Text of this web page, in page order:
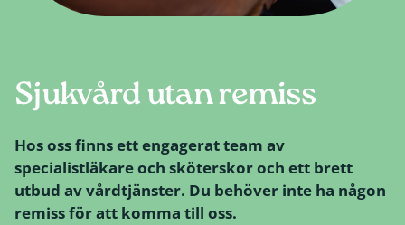
Sjukvård utan remiss
Hos oss finns ett engagerat team av
specialistläkare och sköterskor och ett brett
utbud av vårdtjänster. Du behöver inte ha någon
remiss för att komma till oss.